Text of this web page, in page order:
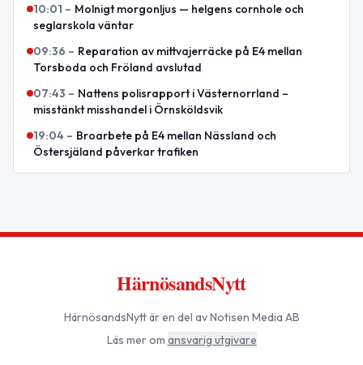
10:01 – Molnigt morgonljus — helgens cornhole och
seglarskola väntar
09:36 – Reparation av mittvajerräcke på E4 mellan
Torsboda och Fröland avslutad
07:43 – Nattens polisrapport i Västernorrland –
misstänkt misshandel i Örnsköldsvik
19:04 – Broarbete på E4 mellan Nässland och
Östersjäland påverkar trafiken
HärnösandsNytt
HärnösandsNyttär en del av Notisen Media AB
Läs mer om ansvarig utgivare